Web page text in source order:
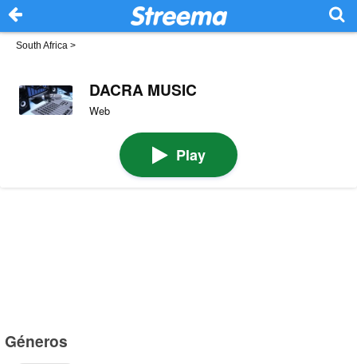
South Africa >
DACRA MUSIC
Web
Play
Géneros